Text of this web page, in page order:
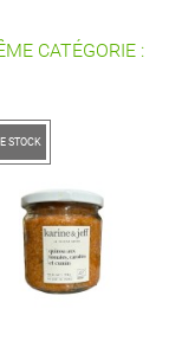
CATÉGORIE :
STOCK
PROVENCALE
4,90 €